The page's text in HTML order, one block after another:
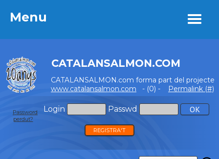
Menu
CATALANSALMON.COM
CATALANSALMON.com forma part del projecte
www.catalansalmon.com - (0) - Permalink (#)
Login Passwd
Password
perdut?
REGISTRA'T
Menu